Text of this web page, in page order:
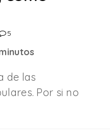
5
de las
Por si no